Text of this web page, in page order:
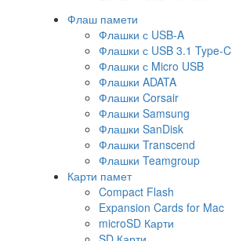
Флаш памети
Флашки с USB-A
Флашки с USB 3.1 Type-C
Флашки с Micro USB
Флашки ADATA
Флашки Corsair
Флашки Samsung
Флашки SanDisk
Флашки Transcend
Флашки Teamgroup
Карти памет
Compact Flash
Expansion Cards for Mac
microSD Карти